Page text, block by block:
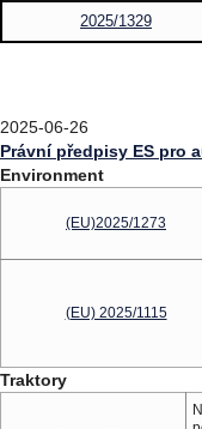
2025/1329
2025-06-26
Právní předpisy ES pro
Environment
(EU)2025/1273
(EU) 2025/1115
Traktory